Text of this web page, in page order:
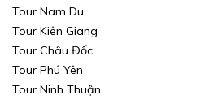
Tour Nam Du
Tour Kiên Giang
Tour Châu Đốc
Tour Phú Yên
Tour Ninh Thuận